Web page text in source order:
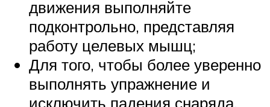
движения выполняйте
подконтрольно, представляя
работу целевых мышц;
Для того, чтобы более уверенно
выполнять упражнение и
исключить падения снаряда,